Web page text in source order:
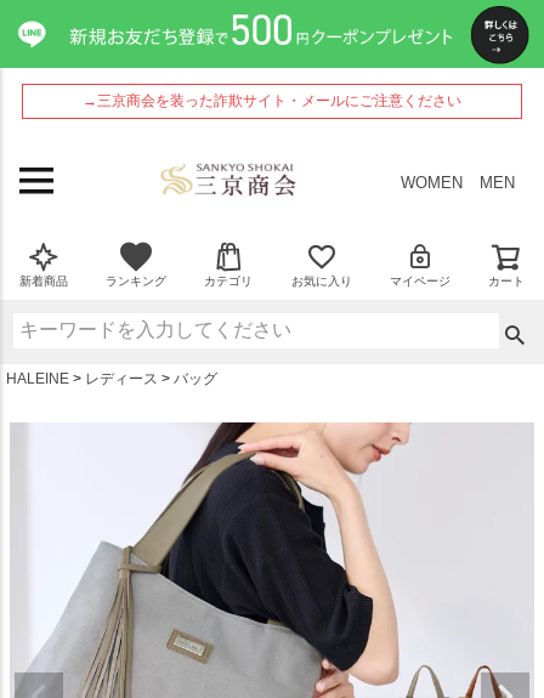
→三京商会を装った詐欺サイト・メールにご注意ください
WOMEN MEN
新着商品 ランキング カテゴリ お気に入り マイページ カート
HALEINE レディース バッグ
ペー
ジト
ップ
へ